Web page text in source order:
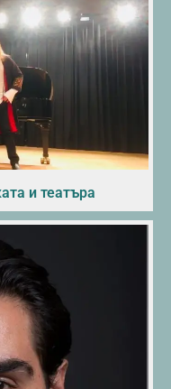
и театъра